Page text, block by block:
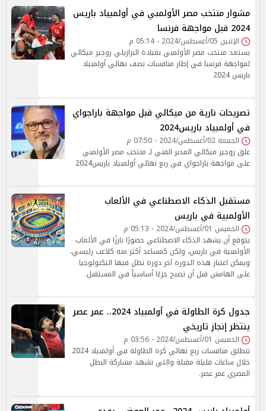
مشوار منتخب مصر الأولمبي في أولمبياد باريس
2024 قبل مواجهة فرنسا
الإثنين 05/أغسطس/2024 - 05:14 م
يستعد منتخب مصر الأولمبي بقيادة البرازيلي روجير ميكالي
لمواجهة فرنسا في إطار منافسات نصف نهائي أولمبياد
باريس 2024
تصريحات نارية من ميكالي قبل مواجهة باراجواي
في أولمبياد باريس2024
الجمعة 02/أغسطس/2024 - 07:50 م
علق روجير ميكالي المدير الفني لـ منتخب مصر الأولمبي
على مواجهة باراجواي في ربع نهائي أولمبياد باريس2024
مستقبل الذكاء الاصطناعي في الألعاب
الأولمبية في باريس
الخميس 01/أغسطس/2024 - 05:13 م
يتوقع أن يشهد الذكاء الاصطناعي حضورًا بارزًا في الألعاب
الأولمبية في باريس، ولكن كمساعد أكثر منه كلاعب رئيسي،
ويمكن اعتبار هذه الدورة آخر دورة تظل فيها التكنولوجيا
على الهامش قبل أن تصبح جزءًا أساسياً في المستقبل.
جدول كرة الطاولة في أولمبياد 2024.. عمر عصر
ينتظر إنجاز تاريخي
الخميس 01/أغسطس/2024 - 03:56 م
تنطلق منافسات ربع نهائي كرة الطاولة في أولمبياد 2024
خلال ساعات قليلة مقبلة والتي تشهد مشاركة البطل
المصري عمر عصر.